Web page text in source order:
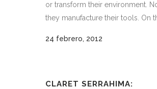
or transform their environment.
they manufacture their tools. On
24 febrero, 2012
CLARET SERRAHIMA: